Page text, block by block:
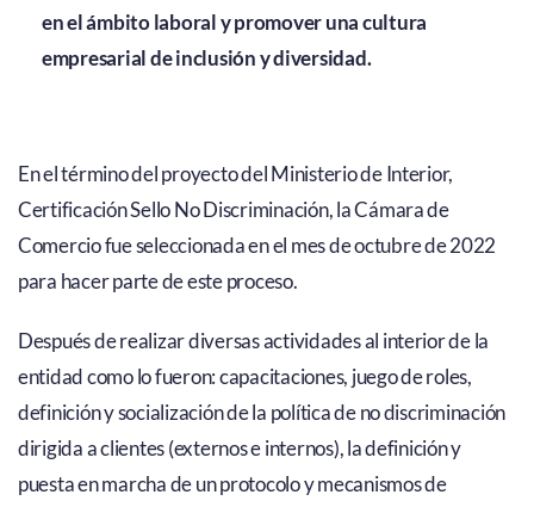
en el ámbito laboral y promover una cultura
empresarial de inclusión y diversidad.
En el término del proyecto del Ministerio de Interior,
Certificación Sello No Discriminación, la Cámara de
Comercio fue seleccionada en el mes de octubre de 2022
para hacer parte de este proceso.
Después de realizar diversas actividades al interior de la
entidad como lo fueron: capacitaciones, juego de roles,
definición y socialización de la política de no discriminación
dirigida a clientes (externos e internos), la definición y
puesta en marcha de un protocolo y mecanismos de